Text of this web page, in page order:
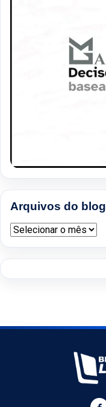
Arquivos do blog
Arquivos do blog